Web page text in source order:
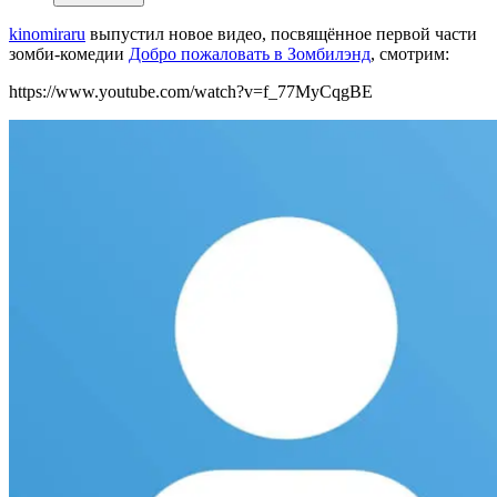
kinomiraru выпустил новое видео, посвящённое первой части
зомби-комедии Добро пожаловать в Зомбилэнд, смотрим:
https://www.youtube.com/watch?v=f_77MyCqgBE